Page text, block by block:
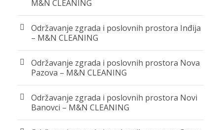
M&N CLEANING
Održavanje zgrada i poslovnih prostora Inđija
– M&N CLEANING
Održavanje zgrada i poslovnih prostora Nova
Pazova – M&N CLEANING
Održavanje zgrada i poslovnih prostora Novi
Banovci – M&N CLEANING